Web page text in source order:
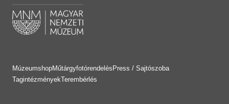
MúzeumshopMűtárgyfotórendelés Press / Sajtószoba
TagintézményekTerembérlés